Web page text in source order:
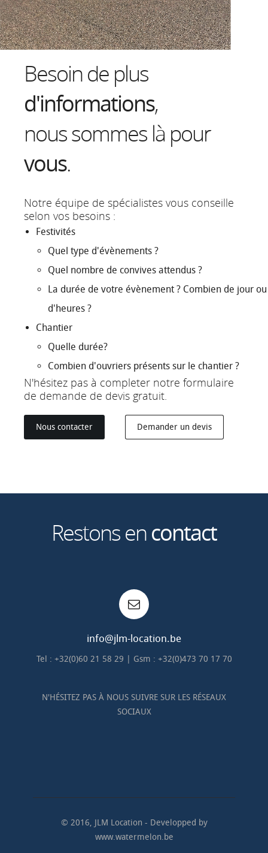
Besoin de plus
d'informations,
nous sommes là pour
vous.
Notre équipe de spécialistes vous conseille
selon vos besoins :
Festivités
Quel type d'évènements ?
Quel nombre de convives attendus ?
La durée de votre évènement ? Combien de jour ou
d'heures ?
Chantier
Quelle durée?
Combien d'ouvriers présents sur le chantier ?
N'hésitez pas à completer notre formulaire
de demande de devis gratuit.
Nous contacter Demander un devis
Restons encontact
info@jlm-location.be
Tel : +32(0)60 21 58 29 | Gsm : +32(0)473 70 17 70
N'HÉSITEZ PAS À NOUS SUIVRE SUR LES RÉSEAUX
SOCIAUX
© 2016, JLM Location - Developped by
www.watermelon.be